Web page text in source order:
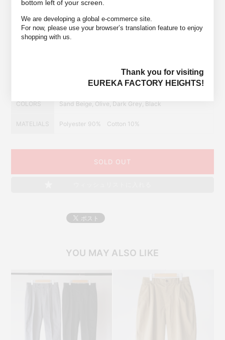
bottom left of your screen.
We are developing a global e-commerce site.
For now, please use your browser’s translation feature to enjoy
shopping with us.
Thank you for visiting
EUREKA FACTORY HEIGHTS!
S ＜ウエスト～82cm/わたり29cm/股上31cm/股下
63cm＞
M ＜ウエスト～84cm/わたり30cm/股上32cm/股下
身長175cm/体重68kg/着用サイズL
COLORS Sand Beige, Olive, Dark Grey, Black
MATELIALS Polyester 90% Cotton 10%
SOLD OUT
YOU MAY ALSO LIKE